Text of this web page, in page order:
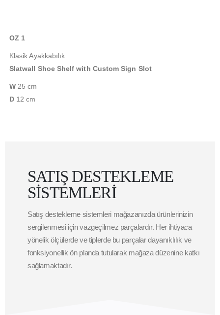
OZ 1
Klasik Ayakkabılık
Slatwall Shoe Shelf with Custom Sign Slot
W 25 cm
D 12 cm
SATIŞ DESTEKLEME
SİSTEMLERİ
Satış destekleme sistemleri mağazanızda ürünlerinizin
sergilenmesi için vazgeçilmez parçalardır. Her ihtiyaca
yönelik ölçülerde ve tiplerde bu parçalar dayanıklılık ve
fonksiyonellik ön planda tutularak mağaza düzenine katkı
sağlamaktadır.